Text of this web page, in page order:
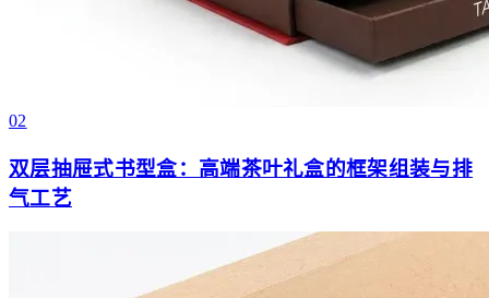
02
双层抽屉式书型盒：高端茶叶礼盒的框架组装与排
气工艺